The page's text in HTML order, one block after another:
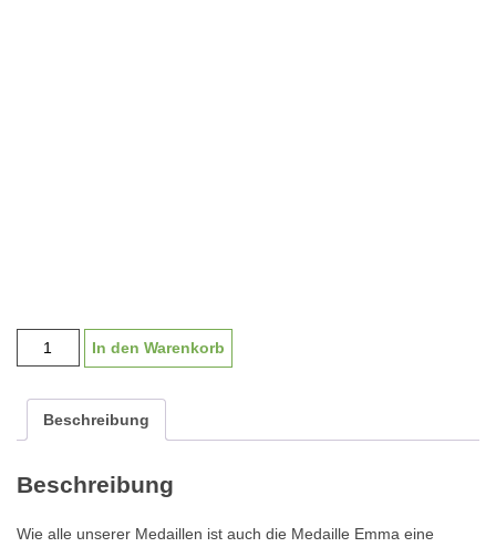
Medaille
"Emma"
mm,
inkl.
und
Menge
In den Warenkorb
Beschreibung
Beschreibung
Wie alle unserer Medaillen ist auch die Medaille Emma eine